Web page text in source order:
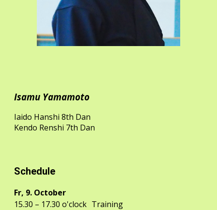
Isamu Yamamoto
Iaido Hanshi 8th Dan
Kendo Renshi 7th Dan
Schedule
Fr, 9. October
15.30 – 17.30 o'clock Training